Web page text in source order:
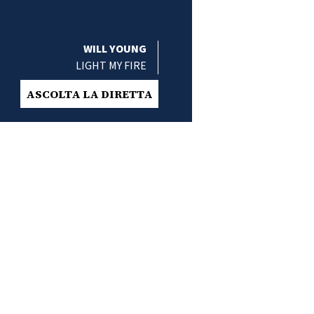
WILL YOUNG
LIGHT MY FIRE
ASCOLTA LA DIRETTA